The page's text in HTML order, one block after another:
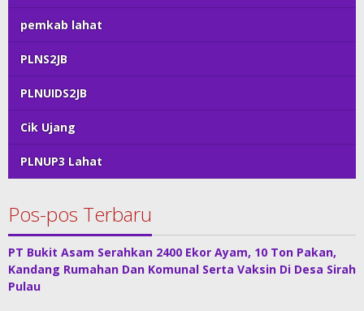
pemkab lahat
PLNS2JB
PLNUIDS2JB
Cik Ujang
PLNUP3 Lahat
Pos-pos Terbaru
PT Bukit Asam Serahkan 2400 Ekor Ayam, 10 Ton Pakan,
Kandang Rumahan Dan Komunal Serta Vaksin Di Desa Sirah
Pulau